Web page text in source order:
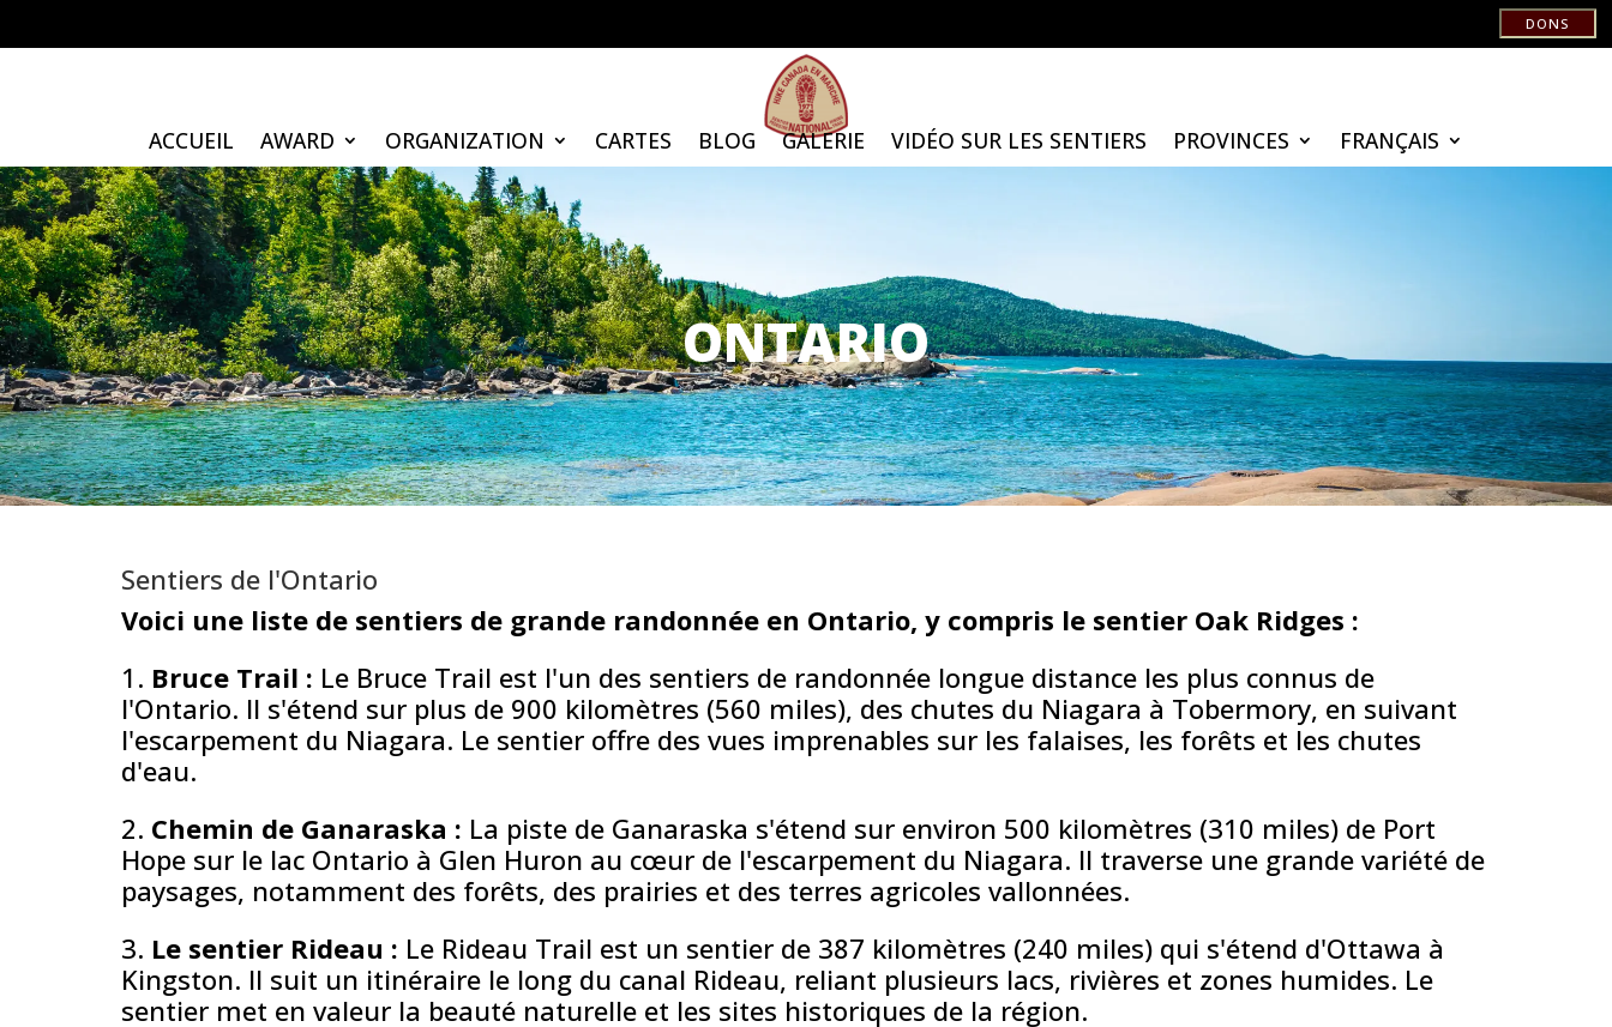
DONS
ACCUEIL AWARD ORGANIZATION CARTES BLOG GALERIE VIDÉO SUR LES SENTIERS PROVINCES FRANÇAIS
ONTARIO
Sentiers de l'Ontario
Voici une liste de sentiers de grande randonnée en Ontario, y compris le sentier Oak Ridges :
1. Bruce Trail : Le Bruce Trail est l'un des sentiers de randonnée longue distance les plus connus de
l'Ontario. Il s'étend sur plus de 900 kilomètres (560 miles), des chutes du Niagara à Tobermory, en suivant
l'escarpement du Niagara. Le sentier offre des vues imprenables sur les falaises, les forêts et les chutes
d'eau.
2. Chemin de Ganaraska : La piste de Ganaraska s'étend sur environ 500 kilomètres (310 miles) de Port
Hope sur le lac Ontario à Glen Huron au cœur de l'escarpement du Niagara. Il traverse une grande variété de
paysages, notamment des forêts, des prairies et des terres agricoles vallonnées.
3. Le sentier Rideau : Le Rideau Trail est un sentier de 387 kilomètres (240 miles) qui s'étend d'Ottawa à
Kingston. Il suit un itinéraire le long du canal Rideau, reliant plusieurs lacs, rivières et zones humides. Le
sentier met en valeur la beauté naturelle et les sites historiques de la région.